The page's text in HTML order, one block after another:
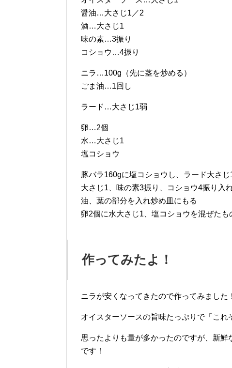
醤油…大さじ1／2
酒…大さじ1
味の素…3振り
コショウ…4振り
ニラ…100g（先に茎を炒める）
ごま油…1回し
ラード…大さじ1弱
卵…2個
水…大さじ1
塩コショウ
豚バラ160gに塩コショウし、ラード大さ
大さじ1、味の素3振り、コショウ4振り入
油、葉の部分を入れ炒め皿にもる
卵2個に水大さじ1、塩コショウを混ぜた
作ってみたよ！
ニラが安くなってきたので作ってみました！
オイスターソースの旨味たっぷりで「これ
思ったよりも量が多かったのですが、新
です！